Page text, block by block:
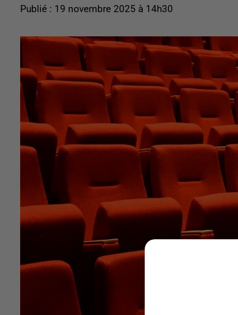
Publié : 19 novembre 2025 à 14h30